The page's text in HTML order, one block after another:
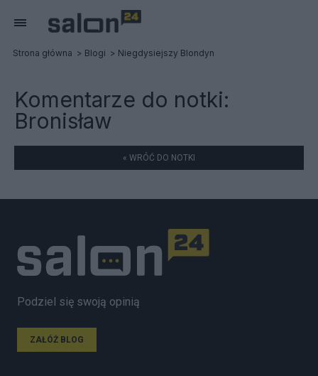
Strona główna Blogi Niegdysiejszy Blondyn
Komentarze do notki:
Bronisław
« WRÓĆ DO NOTKI
Podziel się swoją opinią
ZAŁÓŻ BLOG